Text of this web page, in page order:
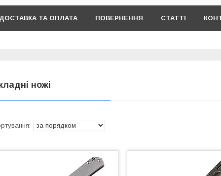
ТА ОПЛАТА ПОВЕРНЕННЯ СТАТТІ
ножі